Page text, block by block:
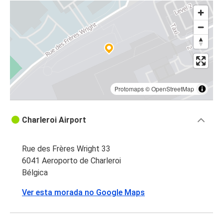
Protomaps©OpenStreetMap
Charleroi Airport
Rue des Frères Wright 33
6041 Aeroporto de Charleroi
Bélgica
Ver esta morada no Google Maps